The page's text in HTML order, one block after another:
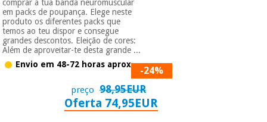
comprar a tua banda neuromuscular
em packs de poupança. Elege neste
produto os diferentes packs que
temos ao teu dispor e consegue
grandes descontos. Eleição de cores:
Além de aproveitar-te desta grande ...
Envio em 48-72 horas aprox.
-24%
preço 98,95EUR
Oferta 74,95EUR